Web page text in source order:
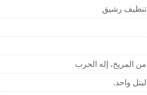
تنظيف رشيق
من المريخ، إله الحرب
ليتل واحد.